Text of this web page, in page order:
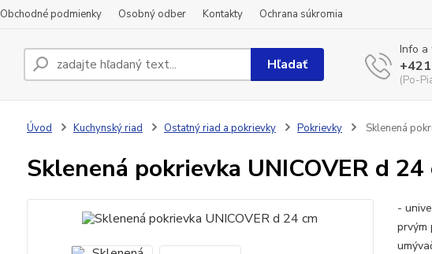
Obchodné podmienky Osobný odber Kontakty Ochrana súkromia
Hľadať
Info a
(Po-
Úvod Kuchynský riad Ostatný riad a pokrievky Pokrievky Sklenená
Sklenená pokrievka UNICOVER d 24
-
prvým